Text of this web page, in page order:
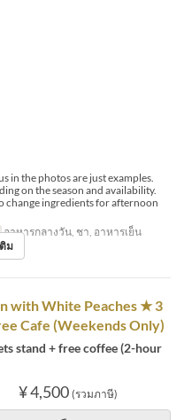
in the photos are just examples.
on the season and availability.
change ingredients for afternoon
อาหารกลางวัน, ชา, อาหารเย็น
ม
with White Peaches ★ 3
Cafe (Weekends Only)
stand + free coffee (2-hour
¥ 4,500 (รวมภาษี)